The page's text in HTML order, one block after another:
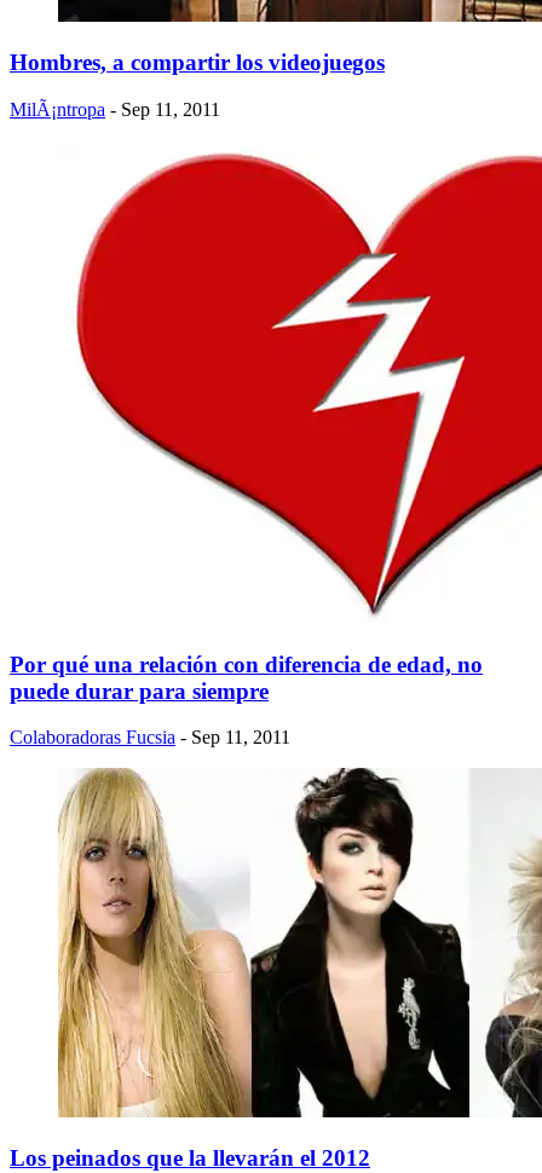
Hombres, a compartir los videojuegos
MilÃ¡ntropa - Sep 11, 2011
Por qué una relación con diferencia de edad, no
puede durar para siempre
Colaboradoras Fucsia - Sep 11, 2011
Los peinados que la llevarán el 2012